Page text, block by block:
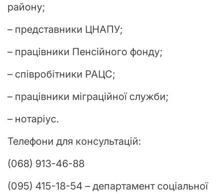
району;
– представники ЦНАПУ;
– працівники Пенсійного фонду;
– співробітники РАЦС;
– працівники міграційної служби;
– нотаріус.
Телефони для консультацій:
(068) 913-46-88
(095) 415-18-54 – департамент соціальної